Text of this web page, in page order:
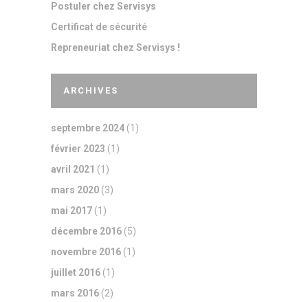
Postuler chez Servisys
Certificat de sécurité
Repreneuriat chez Servisys !
ARCHIVES
septembre 2024 (1)
février 2023 (1)
avril 2021 (1)
mars 2020 (3)
mai 2017 (1)
décembre 2016 (5)
novembre 2016 (1)
juillet 2016 (1)
mars 2016 (2)